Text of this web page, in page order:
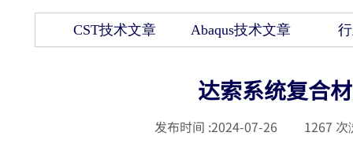
CST技术文章 Abaqus技术文章
达索系统复合
发布时间 :2024-07-26 1267 次